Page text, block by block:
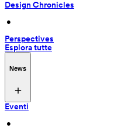
Design Chronicles
•
Perspectives
Esplora tutte
News
Eventi
•